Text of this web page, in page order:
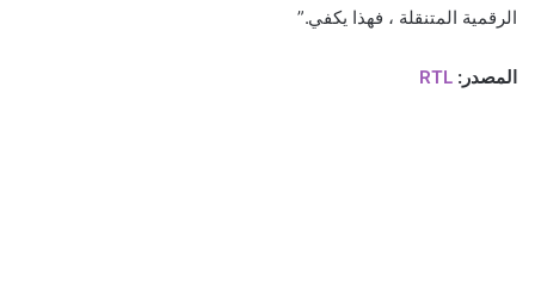
الرقمية المتنقلة ، فهذا يكفي.”
المصدر: RTL